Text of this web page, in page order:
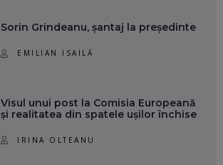
Sorin Grindeanu, șantaj la președinte
EMILIAN ISAILĂ
Visul unui post la Comisia Europeană
și realitatea din spatele ușilor închise
IRINA OLTEANU